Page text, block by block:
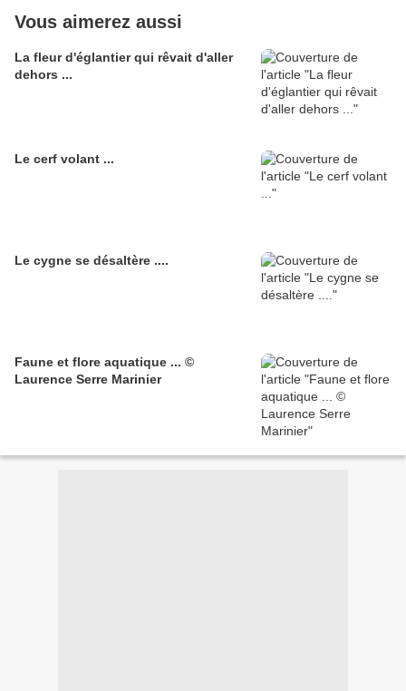
Vous aimerez aussi
La fleur d'églantier qui rêvait d'aller
dehors ...
Le cerf volant ...
Le cygne se désaltère ....
Faune et flore aquatique ... ©
Laurence Serre Marinier